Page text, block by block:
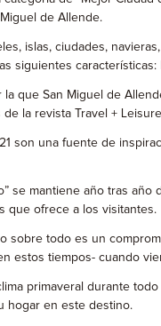
de Allende.
islas, ciudades,
siguientes
la que San Miguel de
la revista Travel +
son una fuente de
se mantiene año tras
que ofrece a los visitantes.
sobre todo es un
tiempos- cuando
primaveral durante
hogar en este destino.